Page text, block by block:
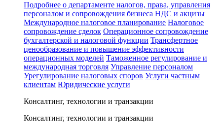
Подробнее о департаменте налогов, права, управления
персоналом и сопровождения бизнеса НДС и акцизы
Международное налоговое планирование Налоговое
сопровождение сделок Операционное сопровождение
бухгалтерской и налоговой функции Трансфертное
ценообразование и повышение эффективности
операционных моделей Таможенное регулирование и
международная торговля Управление персоналом
Урегулирование налоговых споров Услуги частным
клиентам Юридические услуги
Консалтинг, технологии и транзакции
Консалтинг, технологии и транзакции